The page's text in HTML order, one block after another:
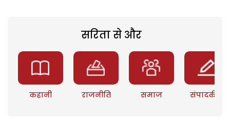
सरिता से और
कहानी राजनीति समाज संपादकीय